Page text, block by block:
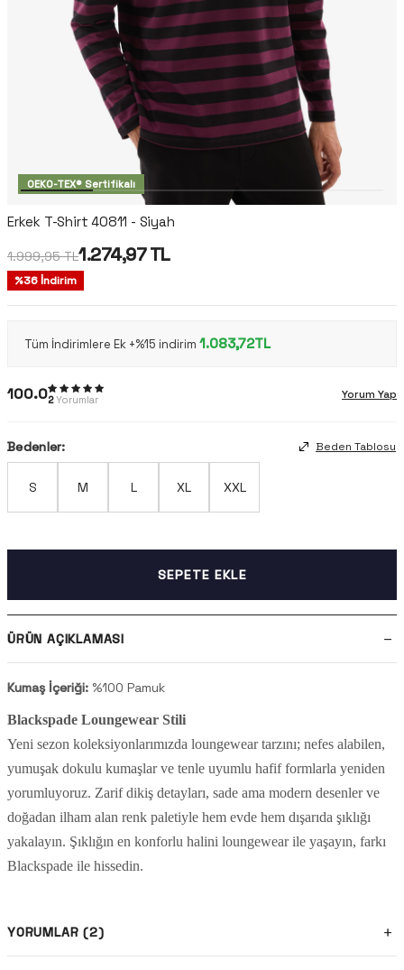
OEKO-TEX® Sertifikalı
Erkek T-Shirt 40811 - Siyah
1.999,95TL1.274,97TL
%36İndirim
Tüm İndirimlere Ek +%15 indirim 1.083,72TL
100.02Yorumlar Yorum Yap
Bedenler: Beden Tablosu
S M L XL XXL
SEPETE EKLE
ÜRÜN AÇIKLAMASI
Kumaş İçeriği: %100 Pamuk
Blackspade Loungewear Stili
Yeni sezon koleksiyonlarımızda loungewear tarzını; nefes alabilen,
yumuşak dokulu kumaşlar ve tenle uyumlu hafif formlarla yeniden
yorumluyoruz. Zarif dikiş detayları, sade ama modern desenler ve
doğadan ilham alan renk paletiyle hem evde hem dışarıda şıklığı
yakalayın. Şıklığın en konforlu halini loungewear ile yaşayın, farkı
Blackspade ile hissedin.
YORUMLAR (2)